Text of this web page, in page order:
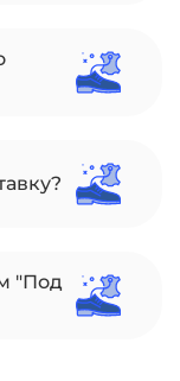
"Под